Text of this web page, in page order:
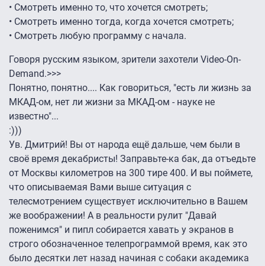
• Смотреть именно то, что хочется смотреть;
• Смотреть именно тогда, когда хочется смотреть;
• Смотреть любую программу с начала.
Говоря русским языком, зрители захотели Video-On-
Demand.>>>
Понятно, понятно.... Как говориться, "есть ли жизнь за
МКАД-ом, нет ли жизни за МКАД-ом - науке не
известно"...
:)))
Ув. Дмитрий! Вы от народа ещё дальше, чем были в
своё время декабристы! Заправьте-ка бак, да отъедьте
от Москвы километров на 300 тире 400. И вы поймете,
что описываемая Вами выше ситуация с
телесмотрением существует исключительно в Вашем
же воображении! А в реальности рулит "Давай
поженимся" и пипл собирается хавать у экранов в
строго обозначенное телепрограммой время, как это
было десятки лет назад начиная с собаки академика